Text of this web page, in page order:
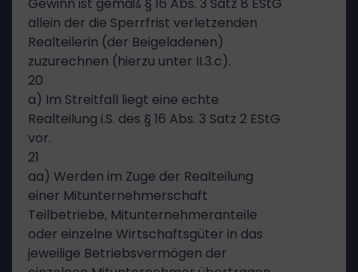
allein der die Sperrfrist verletzenden
Realteilerin (der Beigeladenen)
zuzurechnen (hierzu unter II.3.c).
20
a) Im Streitfall liegt eine echte
Realteilung i.S. des § 16 Abs. 3 Satz 2 EStG
vor.
21
aa) Werden im Zuge der Realteilung
einer Mitunternehmerschaft
Teilbetriebe, Mitunternehmeranteile
oder einzelne Wirtschaftsgüter in das
jeweilige Betriebsvermögen der